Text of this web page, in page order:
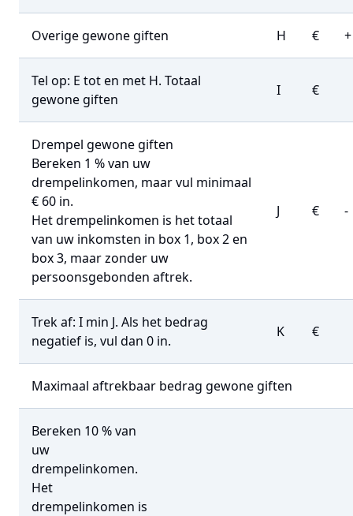
Overige gewone giften H € +
Tel op: E tot en met H. Totaal
gewone giften
I €
Drempel gewone giften
Bereken 1 % van uw
drempelinkomen, maar vul minimaal
€ 60 in.
Het drempelinkomen is het totaal
van uw inkomsten in box 1, box 2 en
box 3, maar zonder uw
persoonsgebonden aftrek.
J € -
Trek af: I min J. Als het bedrag
negatief is, vul dan 0 in.
K €
Maximaal aftrekbaar bedrag gewone giften
Bereken 10 % van
uw
drempelinkomen.
Het
drempelinkomen is